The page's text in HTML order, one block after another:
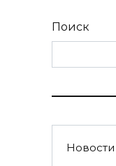
Поиск
Новости